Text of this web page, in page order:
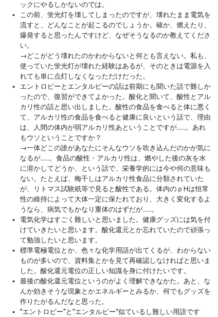
ックにやるしかないのでは。
この前、蛍光灯を壊してしまったのですが、壊れたまま電気を
流すと、どんなことが起こるのでしょうか。確か、燃えたり、
爆発すると思ったんですけど、なぜそうなるのか教えてくださ
い。
→どこがどう壊れたのかわからないと何とも言えない。私も、
使っていた蛍光灯が壊れた経験はあるが、そのときは電源を入
れても単に点灯しなくなっただけだった。
エントロピーとエンタルピーの話は前期にも聞いた話で難しか
ったので、復習ができてよかった。酸化と聞いて、酸性とアル
カリ性の話と思い出しました。酸性の食品を食べると体に悪く
て、アルカリ性の食品を食べると健康に良いという話で、理由
は、人間の体内が弱アルカリ性あということですが……。あれ
もウソということですか？
→一体どこの誰があなたにそんなウソを吹き込んだのかが気に
なるが……。食品の酸性・アルカリ性は、燃やした後の灰を水
に溶かしてどうか、という話で、栄養学的には今や何の意味も
ない。たとえば、梅干しはアルカリ性食品に分類されていた
が、リトマス試験紙等で見ると酸性である。体内のｐHは恒常
性の維持によって大体一定に保たれており、大きく変化するよ
うなら、病気でもかなり重体のはずだが……。
電気化学はすごく難しいと思いました。健康グッズには気を付
けていきたいと思います。酸化還元とか忘れていたので頑張っ
て勉強したいと思います。
標準電極電位とか、色々な化学用語が出てくるが、わからない
ものが多いので、資料集とかを見て再確認しなければと思いま
した。酸化還元電位の正しい知識を身に付けたいです。
最後の酸化還元電位というのがよく理解できなかた。あと、な
んか効きそうな現象とかエネルギーとみるか、何でもグッズを
作りたがるんだなと思った。
”エントロピー”と”エンタルピー”似ているし難しい用語です